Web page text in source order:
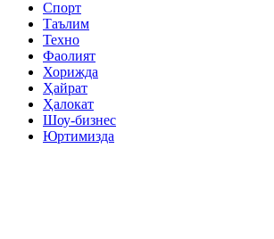
Спорт
Таълим
Техно
Фаолият
Хорижда
Ҳайрат
Ҳалокат
Шоу-бизнес
Юртимизда